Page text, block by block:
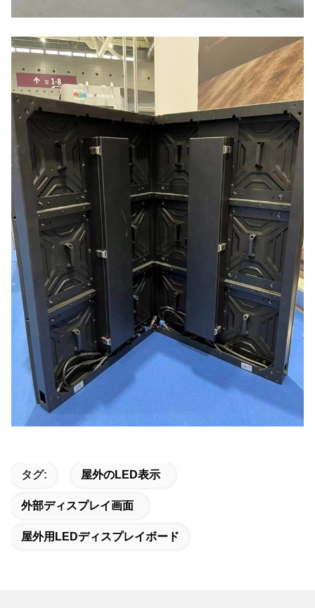
タグ: 屋外のLED表示
外部ディスプレイ画面
屋外用LEDディスプレイボード